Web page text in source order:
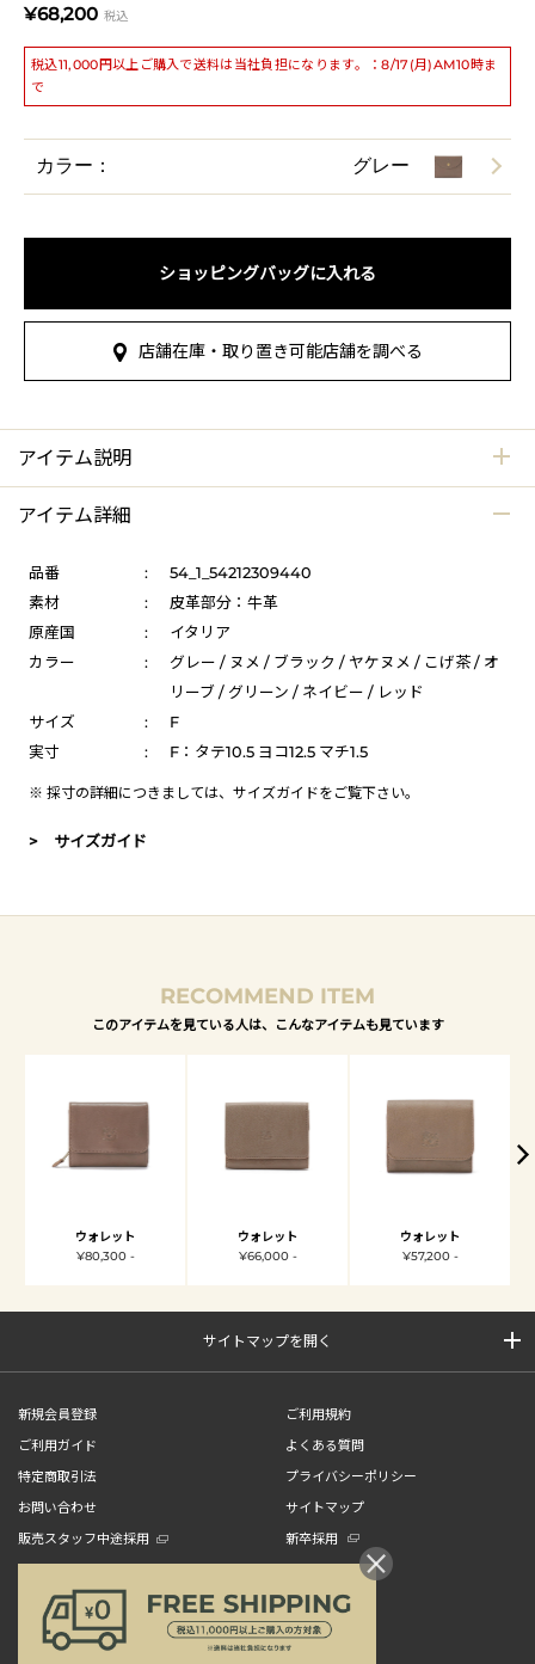
¥68,200 税込
税込11,000円以上ご購入で送料は当社負担になります。：8/17(月)AM10時ま
で
カラー： グレー
ショッピングバッグに入れる
店舗在庫・取り置き可能店舗を調べる
アイテム説明
アイテム詳細
品番 :
54_1_54212309440
素材
:
皮革部分：牛革
原産国
:
イタリア
カラー
:
グレー / ヌメ / ブラック / ヤケヌメ / こげ茶 / オ
リーブ / グリーン / ネイビー / レッド
サイズ
:
F
実寸
: F：タテ10.5 ヨコ12.5 マチ1.5
※ 採寸の詳細につきましては、 サイズガイドをご覧下さい。
> サイズガイド
RECOMMEND ITEM
このアイテムを見ている人は、こんなアイテムも見ています
ウォレット
¥80,300 -
ウォレット
¥66,000 -
ウォレット
¥57,200 -
サイトマップを開く
新規会員登録
ご利用規約
ご利用ガイド
よくある質問
特定商取引法
プライバシーポリシー
お問い合わせ
サイトマップ
販売スタッフ中途採用
新卒採用